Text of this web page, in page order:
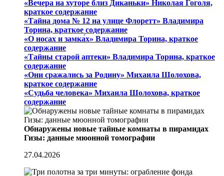
«Вечера на хуторе близ Диканьки» Николая Гоголя,
краткое содержание
«Тайна дома № 12 на улице Флоретт» Владимира
Торина, краткое содержание
«О носах и замка́х» Владимира Торина, краткое
содержание
«Тайны старой аптеки» Владимира Торина, краткое
содержание
«Они сражались за Родину» Михаила Шолохова,
краткое содержание
«Судьба человека» Михаила Шолохова, краткое
содержание
Обнаружены новые тайные комнаты в пирамидах
Гизы: данные мюонной томографии
27.04.2026